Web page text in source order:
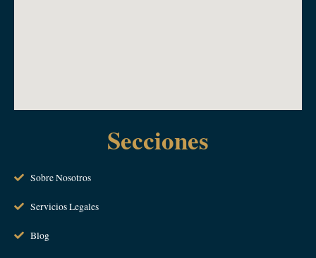
Secciones
Sobre Nosotros
Servicios Legales
Blog